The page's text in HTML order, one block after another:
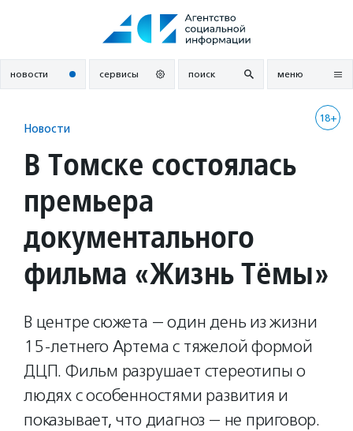
новости сервисы поиск меню
18+
Новости
В Томске состоялась
премьера
документального
фильма «Жизнь Тёмы»
В центре сюжета — один день из жизни
15-летнего Артема с тяжелой формой
ДЦП. Фильм разрушает стереотипы о
людях с особенностями развития и
показывает, что диагноз — не приговор.